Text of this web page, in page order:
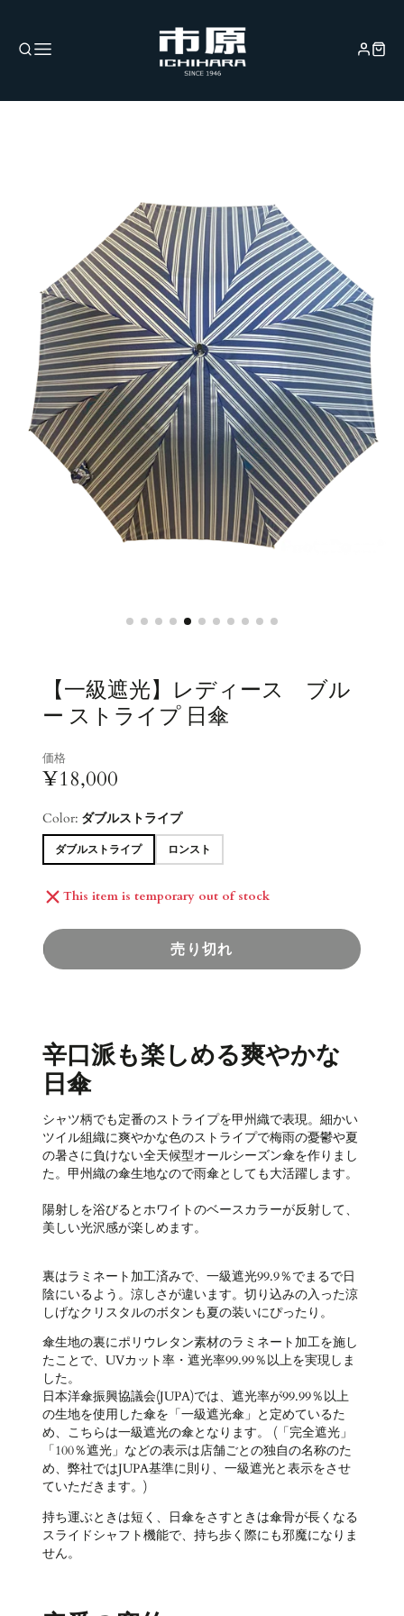
【一級遮光】レディース ブル
ー ストライプ 日傘
価格
¥18,000
Color: ダブルストライプ
ダブルストライプ ロンスト
This item is temporary out of stock
売り切れ
辛口派も楽しめる爽やかな
日傘
シャツ柄でも定番のストライプを甲州織で表現。細かい
ツイル組織に爽やかな色のストライプで梅雨の憂鬱や夏
の暑さに負けない全天候型オールシーズン傘を作りまし
た。甲州織の傘生地なので雨傘としても大活躍します。
陽射しを浴びるとホワイトのベースカラーが反射して、
美しい光沢感が楽しめます。
裏はラミネート加工済みで、一級遮光99.9％でまるで日
陰にいるよう。涼しさが違います。切り込みの入った涼
しげなクリスタルのボタンも夏の装いにぴったり。
傘生地の裏にポリウレタン素材のラミネート加工を施し
たことで、UVカット率・遮光率99.99％以上を実現しま
した。
日本洋傘振興協議会(JUPA)では、遮光率が99.99％以上
の生地を使用した傘を「一級遮光傘」と定めているた
め、こちらは一級遮光の傘となります。 (「完全遮光」
「100％遮光」などの表示は店舗ごとの独自の名称のた
め、弊社ではJUPA基準に則り、一級遮光と表示をさせ
ていただきます。)
持ち運ぶときは短く、日傘をさすときは傘骨が長くなる
スライドシャフト機能で、持ち歩く際にも邪魔になりま
せん。